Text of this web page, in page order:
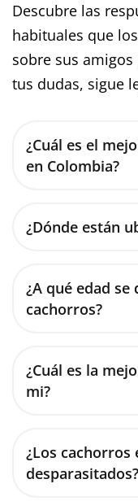
Descubre las
habituales que
sobre sus amigos
tus dudas, sigue
¿Cuál es el
en Colombia?
¿Dónde están
¿A qué edad se
cachorros?
¿Cuál es la
mi?
¿Los cachorros
desparasitados?